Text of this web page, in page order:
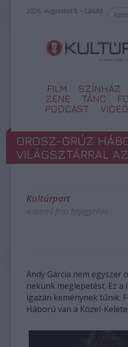
2026. augusztus 8. – László
FILM SZÍNHÁZ
ZENE
TÁNC
PODCAST
VIDEÓ
OROSZ-GRÚZ
VILÁGSZTÁRRAL
Kultúrpart
a szerző friss bejegyzései
Andy Garcia nem egyszer
nekünk meglepetést. Ez
igazán keménynek tűnik.
Háború van a Közel-